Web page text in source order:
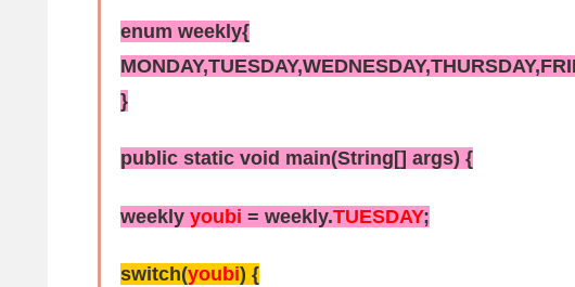
enum weekly{
}
public static void main(String[] args) {
weekly youbi = weekly.TUESDAY;
switch(youbi) {